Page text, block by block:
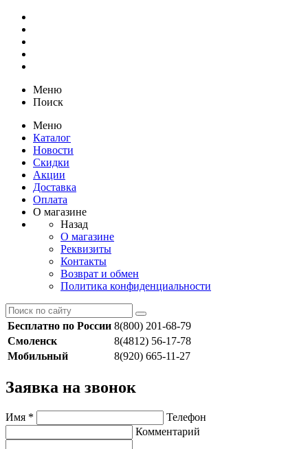
Меню
Поиск
Меню
Каталог
Новости
Скидки
Акции
Доставка
Оплата
О магазине
Назад
О магазине
Реквизиты
Контакты
Возврат и обмен
Политика конфиденциальности
Бесплатно по России 8(800) 201-68-79
Смоленск
8(4812) 56-17-78
Мобильный
8(920) 665-11-27
Заявка на звонок
Имя *
Телефон
Комментарий